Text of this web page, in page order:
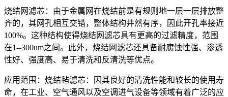
烧结网滤芯：由于金属网在烧结前是有规则地一层一层排放整
齐的，其网孔相互交错，整体结构井然有序，因此开孔率接近
100%。这种结构使得烧结网滤芯具有更高的过滤精度，范围
在1--300um之间。此外，烧结网滤芯还具备耐腐蚀性强、渗透
性好、强度高、易于清洗和反清洗等优点。
应用范围：烧结毡滤芯：因其良好的清洗性能和较长的使用寿
命，在工业、空气通风以及空调进气设备等领域有着广泛的应